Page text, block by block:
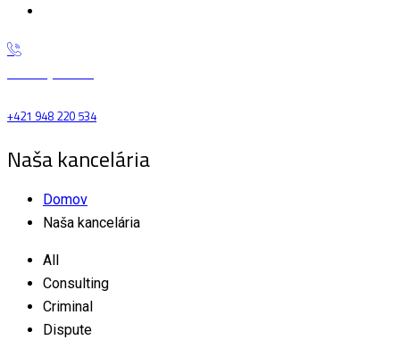
+421 948 220 534
Naša kancelária
Domov
Naša kancelária
All
Consulting
Criminal
Dispute